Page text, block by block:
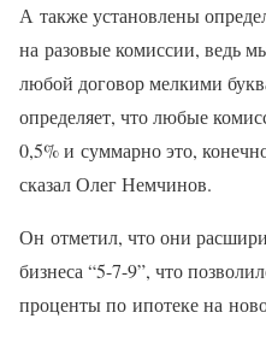
А также установлены
на разовые комиссии, ведь
любой договор мелкими
определяет, что любые
0,5% и суммарно это,
сказал Олег Немчинов.
Он отметил, что они
бизнеса “5-7-9”, что
проценты по ипотеке на